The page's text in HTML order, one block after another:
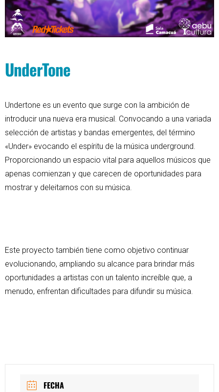
UnderTone
Undertone es un evento que surge con la ambición de
introducir una nueva era musical. Convocando a una variada
selección de artistas y bandas emergentes, del término
«Under» evocando el espíritu de la música underground.
Proporcionando un espacio vital para aquellos músicos que
apenas comienzan y que carecen de oportunidades para
mostrar y deleitarnos con su música.
Este proyecto también tiene como objetivo continuar
evolucionando, ampliando su alcance para brindar más
oportunidades a artistas con un talento increíble que, a
menudo, enfrentan dificultades para difundir su música.
FECHA